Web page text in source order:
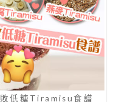
低糖Tiramisu食譜